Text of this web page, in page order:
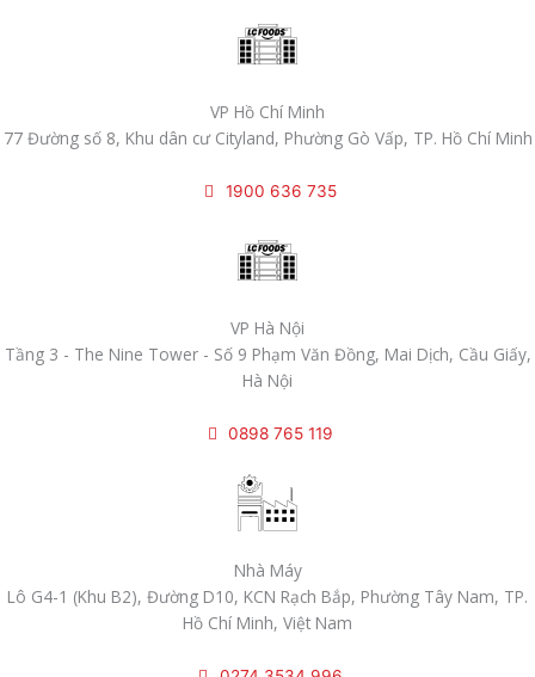
VP Hồ Chí Minh
77 Đường số 8, Khu dân cư Cityland, Phường Gò Vấp, TP. Hồ Chí Minh
1900 636 735
VP Hà Nội
Tầng 3 - The Nine Tower - Số 9 Phạm Văn Đồng, Mai Dịch, Cầu Giấy,
Hà Nội
0898 765 119
Nhà Máy
Lô G4-1 (Khu B2), Đường D10, KCN Rạch Bắp, Phường Tây Nam, TP.
Hồ Chí Minh, Việt Nam